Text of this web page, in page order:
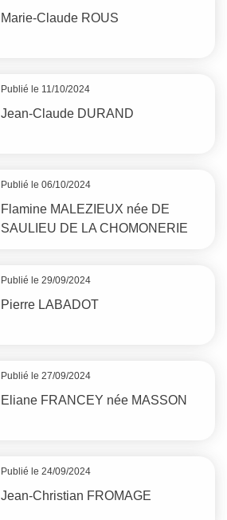
Marie-Claude ROUS
Publié le 11/10/2024
Jean-Claude DURAND
Publié le 06/10/2024
Flamine MALEZIEUX née DE
SAULIEU DE LA CHOMONERIE
Publié le 29/09/2024
Pierre LABADOT
Publié le 27/09/2024
Eliane FRANCEY née MASSON
Publié le 24/09/2024
Jean-Christian FROMAGE